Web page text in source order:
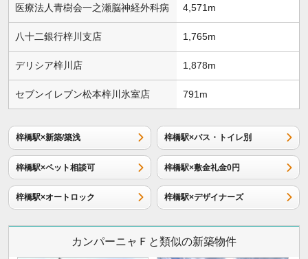
医療法人青樹会一之瀬脳神経外科病 4,571m
八十二銀行梓川支店 1,765m
デリシア梓川店 1,878m
セブンイレブン松本梓川氷室店 791m
梓橋駅×新築/築浅 梓橋駅×バス・トイレ別
梓橋駅×ペット相談可 梓橋駅×敷金礼金0円
梓橋駅×オートロック 梓橋駅×デザイナーズ
カンパーニャＦと類似の新築物件